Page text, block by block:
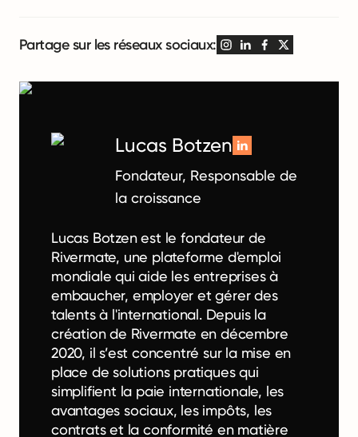
Partage sur les réseaux sociaux:
Lucas Botzen
Fondateur, Responsable de
la croissance
Lucas Botzen est le fondateur de
Rivermate, une plateforme d'emploi
mondiale qui aide les entreprises à
embaucher, employer et gérer des
talents à l'international. Depuis la
création de Rivermate en décembre
2020, il s’est concentré sur la mise en
place de solutions pratiques qui
simplifient la paie internationale, les
avantages sociaux, les impôts, les
contrats et la conformité en matière